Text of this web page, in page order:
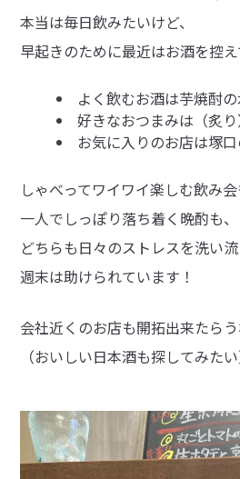
本当は毎日飲みたいけど、
早起きのために最近はお酒を控
よく飲むお酒は芋焼酎
好きなおつまみは（炙
お気に入りのお店は塚
しゃべってワイワイ楽しむ飲み会
一人でしっぽり落ち着く晩酌も、
どちらも日々のストレスを洗い流
週末は助けられています！
会社近くのお店も開拓出来たらう
（おいしい日本酒も探してみたい